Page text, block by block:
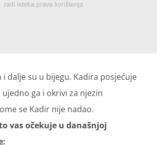
i dalje su u bijegu. Kadira posjećuje
ujedno ga i okrivi za njezin
se Kadir nije nadao.
vas očekuje u današnjoj